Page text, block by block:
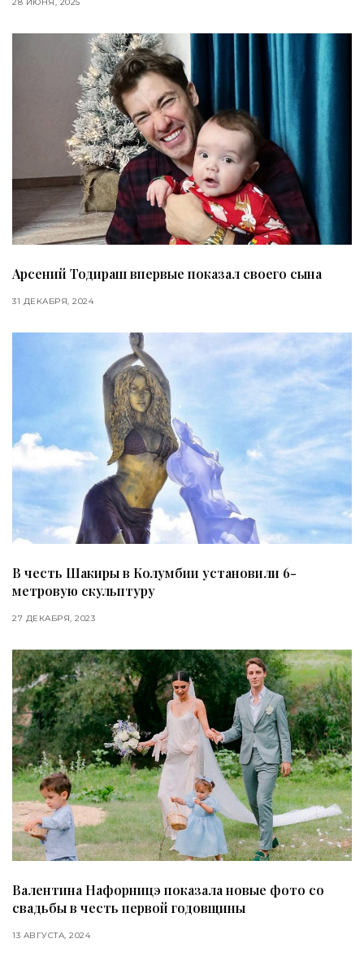
28 ИЮНЯ, 2025
Арсений Тодираш впервые показал своего сына
31 ДЕКАБРЯ, 2024
В честь Шакиры в Колумбии установили 6-
метровую скульптуру
27 ДЕКАБРЯ, 2023
Валентина Нафорницэ показала новые фото со
свадьбы в честь первой годовщины
13 АВГУСТА, 2024